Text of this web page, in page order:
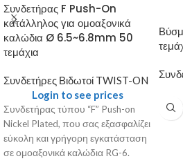
Συνδετήρας F Push-On
κατάλληλος για ομοαξονικά
καλώδια Ø 6.5~6.8mm 50
τεμάχια
Συνδετήρες Βιδωτοί TWIST-ON
Login to see prices
Συνδετήρας τύπου “F” Push-on
Nickel Plated, που σας εξασφαλίζει
εύκολη και γρήγορη εγκατάσταση
σε ομοαξονικά καλώδια RG-6.